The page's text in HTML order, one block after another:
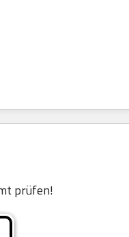
prüfen!